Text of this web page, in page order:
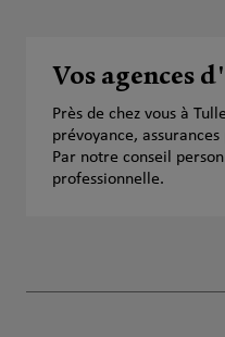
Vos agences
Près de chez vous à
prévoyance,
Par notre conseil
professionnelle.